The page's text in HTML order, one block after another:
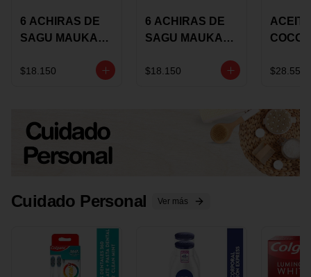
6 ACHIRAS DE
SAGU MAUKA
$18.150
6 ACHIRAS DE
SAGU MAUKA
GRS
$18.150
COCO
150G
$28.550
Cuidado Personal Ver más